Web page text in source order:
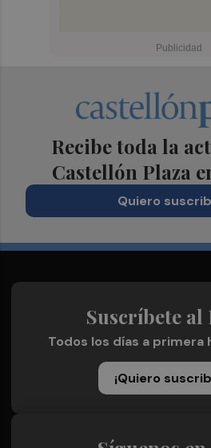
Recibe toda la
Castellón Plaza
Quiero
Suscríbete al
Todos los días a primera
¡Quiero